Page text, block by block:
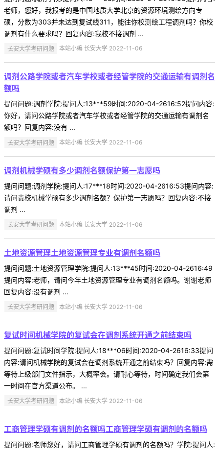
老师，您好，我报考的是中国地质大学北京的资源环境测绘方向专
硕，分数为303并未达到复试线311，能往你校测绘工程调剂吗？你校
调剂有什么要求吗？回复内容:我校不接调剂 ...
长安大学考研问题 本站小编 长安大学 2022-11-06
调剂公路学院或者汽车学校或者经管学院的交通运输有调剂名
额吗
提问问题:调剂学院:提问人:13***59时间:2020-04-2616:52提问内容:
你好，请问公路学院或者汽车学校或者经管学院的交通运输有调剂名
额吗？回复内容:没有 ...
长安大学考研问题 本站小编 长安大学 2022-11-06
调剂机械学硕有多少调剂名额保护第一志愿吗
提问问题:调剂学院:提问人:17***18时间:2020-04-2616:53提问内容:
请问贵校机械学硕有多少调剂名额？保护第一志愿吗？回复内容:不接
调剂 ...
长安大学考研问题 本站小编 长安大学 2022-11-06
土地资源管理土地资源管理专业有调剂名额吗
提问问题:土地资源管理学院:提问人:13***45时间:2020-04-2616:49
提问内容:老师，请问今年土地资源管理专业有调剂名额吗。谢谢老师
回复内容:没有调剂 ...
长安大学考研问题 本站小编 长安大学 2022-11-06
复试时间机械学院的复试会在调剂系统开通之前结束吗
提问问题:复试时间学院:提问人:18***06时间:2020-04-2616:33提问
内容:请问机械学院的复试会在调剂系统开通之前结束吗？回复内容:需
等待上级部门文件指示，大概率会。请耐心等待，时间确定我们会第
一时间在官方渠道公布。 ...
长安大学考研问题 本站小编 长安大学 2022-11-06
工商管理学硕有调剂的名额吗工商管理学硕有调剂的名额吗
提问问题:老师您好，请问工商管理学硕有调剂的名额吗？学院:提问人: